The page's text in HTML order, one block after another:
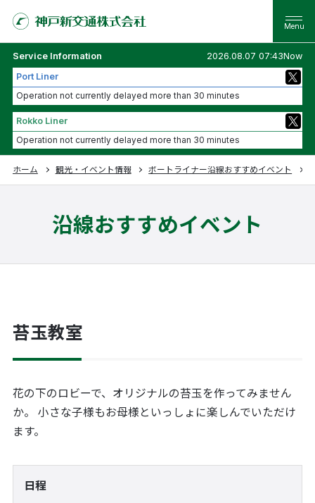
Service Information
2026.08.07 07:43Now
Port Liner
Operation not currently delayed more than 30 minutes
Rokko Liner
Operation not currently delayed more than 30 minutes
ホーム 観光・イベント情報 ポートライナー沿線おすすめイベント
沿線おすすめイベント
苔玉教室
花の下のロビーで、オリジナルの苔玉を作ってみません
か。 小さな子様もお母様といっしょに楽しんでいただけ
ます。
日程